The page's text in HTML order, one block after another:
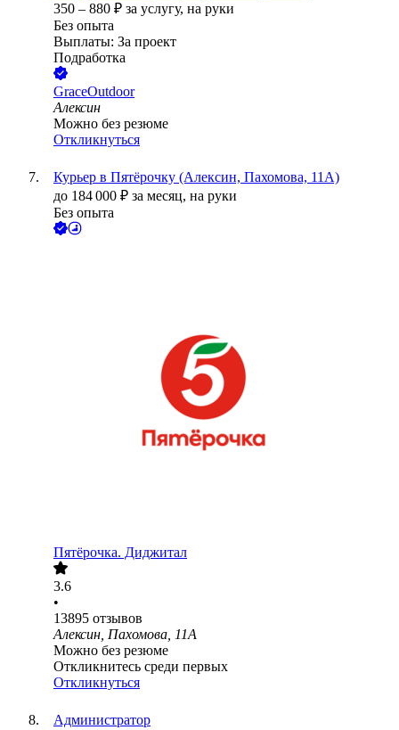
350 – 880 ₽ за услугу, на руки
Без опыта
Выплаты: За проект
Подработка
GraceOutdoor
Алексин
Можно без резюме
Откликнуться
Курьер в Пятёрочку (Алексин, Пахомова, 11А)
до 184 000 ₽ за месяц, на руки
Без опыта
Пятёрочка. Диджитал
3.6
•
13895 отзывов
Алексин, Пахомова, 11А
Можно без резюме
Откликнитесь среди первых
Откликнуться
Администратор